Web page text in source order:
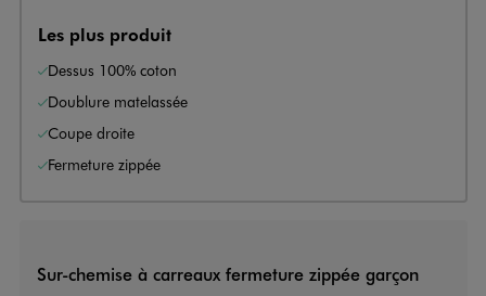
Les plus produit
Dessus 100% coton
Doublure matelassée
Coupe droite
Fermeture zippée
Sur-chemise à carreaux fermeture zippée garçon